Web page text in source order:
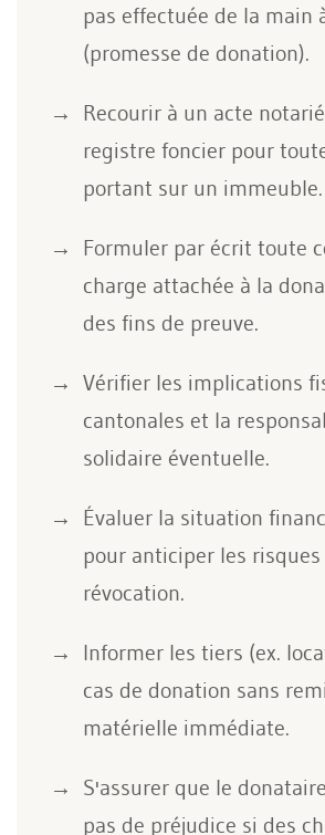
pas effectuée de la main
(promesse de donation).
Recourir à un acte
registre foncier pour
portant sur un immeuble.
Formuler par écrit toute
charge attachée à la
des fins de preuve.
Vérifier les implications
cantonales et la
solidaire éventuelle.
Évaluer la situation
pour anticiper les risques
révocation.
Informer les tiers (ex.
cas de donation sans
matérielle immédiate.
S'assurer que le
pas de préjudice si des